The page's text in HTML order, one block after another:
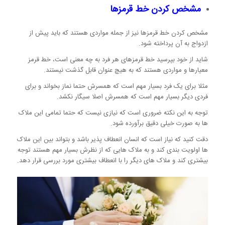
مشخص کردن خط قرمزها
مشخص کردن خط قرمزها نیز از جمله مواردی هستند که باید پیش از
ازدواج به آن پرداخته شود.
شاید از خود بپرسید خط قرمزهای هر فرد به چه معنی است، خط قرمز
معیارها و مواردی هستند که به هیچ عنوان قابل گذشت نیستند.
مثلا برای یک فرد بسیار مهم است که همسرش حتما نماز بخواند و برای
فردی دیگر بسیار مهم است که همسرش اصلا سیگار نکشد.
توجه به این نکته ضروری است که نیازی نیست که حتما تمامی این ملاک
ها به صورت خیلی دقیق برآورده شود.
دقت کنید که نیاز است که انسان انعطاف پذیر باشد و بتواند بین این ملاک
ها اولویت بندی کند و به ملاک هایی که از نظرش بسیار مهم هستند توجه
بیشتری کند و ملاک های دیگر را با انعطاف بیشتری مورد بررسی قرار دهد.